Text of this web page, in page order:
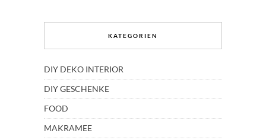
KATEGORIEN
DIY DEKO INTERIOR
DIY GESCHENKE
FOOD
MAKRAMEE